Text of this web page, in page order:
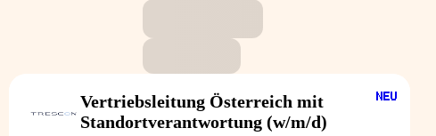
Vertriebsleitung Österreich mit
Standortverantwortung (w/m/d)